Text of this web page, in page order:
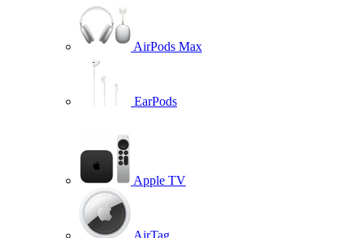
AirPods Max
EarPods
Apple TV